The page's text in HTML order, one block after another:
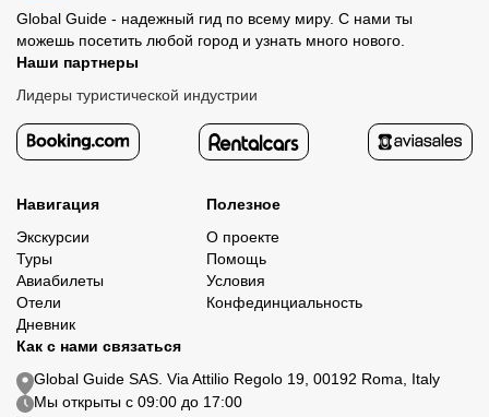
Global Guide - надежный гид по всему миру. С нами ты
можешь посетить любой город и узнать много нового.
Наши партнеры
Лидеры туристической индустрии
Навигация
Экскурсии
Туры
Авиабилеты
Отели
Дневник
Полезное
О проекте
Помощь
Условия
Конфединциальность
Как с нами связаться
Global Guide SAS. Via Attilio Regolo 19, 00192 Roma, Italy
Мы открыты с 09:00 до 17:00